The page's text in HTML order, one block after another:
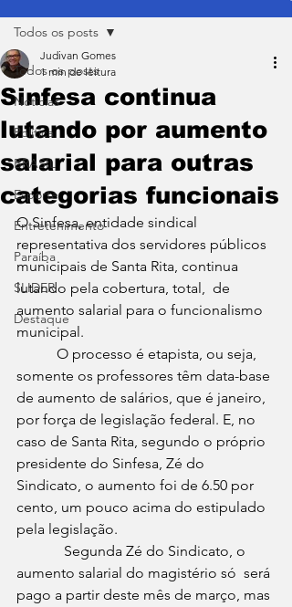
Todos os posts
Notícias
Política
BRASIL
Esporte
Entretenimento
Paraíba
SLIDER
Destaque
Todos os posts
Sinfesa continua
lutando por aumento
salarial para outras
categorias funcionais
Judivan Gomes
1 min de leitura
O Sinfesa, entidade sindical
representativa dos servidores públicos
municipais de Santa Rita, continua
lutando pela cobertura, total,  de
aumento salarial para o funcionalismo
municipal.
somente os professores têm data-base
de aumento de salários, que é janeiro,
por força de legislação federal. E, no
caso de Santa Rita, segundo o próprio
presidente do Sinfesa, Zé do
Sindicato, o aumento foi de 6.50 por
cento, um pouco acima do estipulado
pela legislação.
aumento salarial do magistério só  será
pago a partir deste mês de março, mas